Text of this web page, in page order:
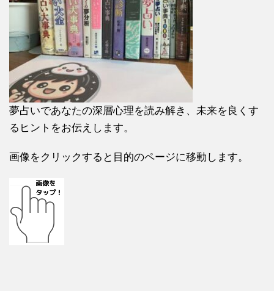
夢占いであなたの深層心理を読み解き、未来を良くす
るヒントをお伝えします。
画像をクリックすると目的のページに移動します。